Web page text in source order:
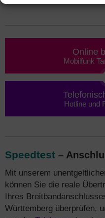
Online
Mobilfunk
Hotline und
Speedtest –
Mit unserem
können Sie die reale
Ihres
Württemberg überprüfen,